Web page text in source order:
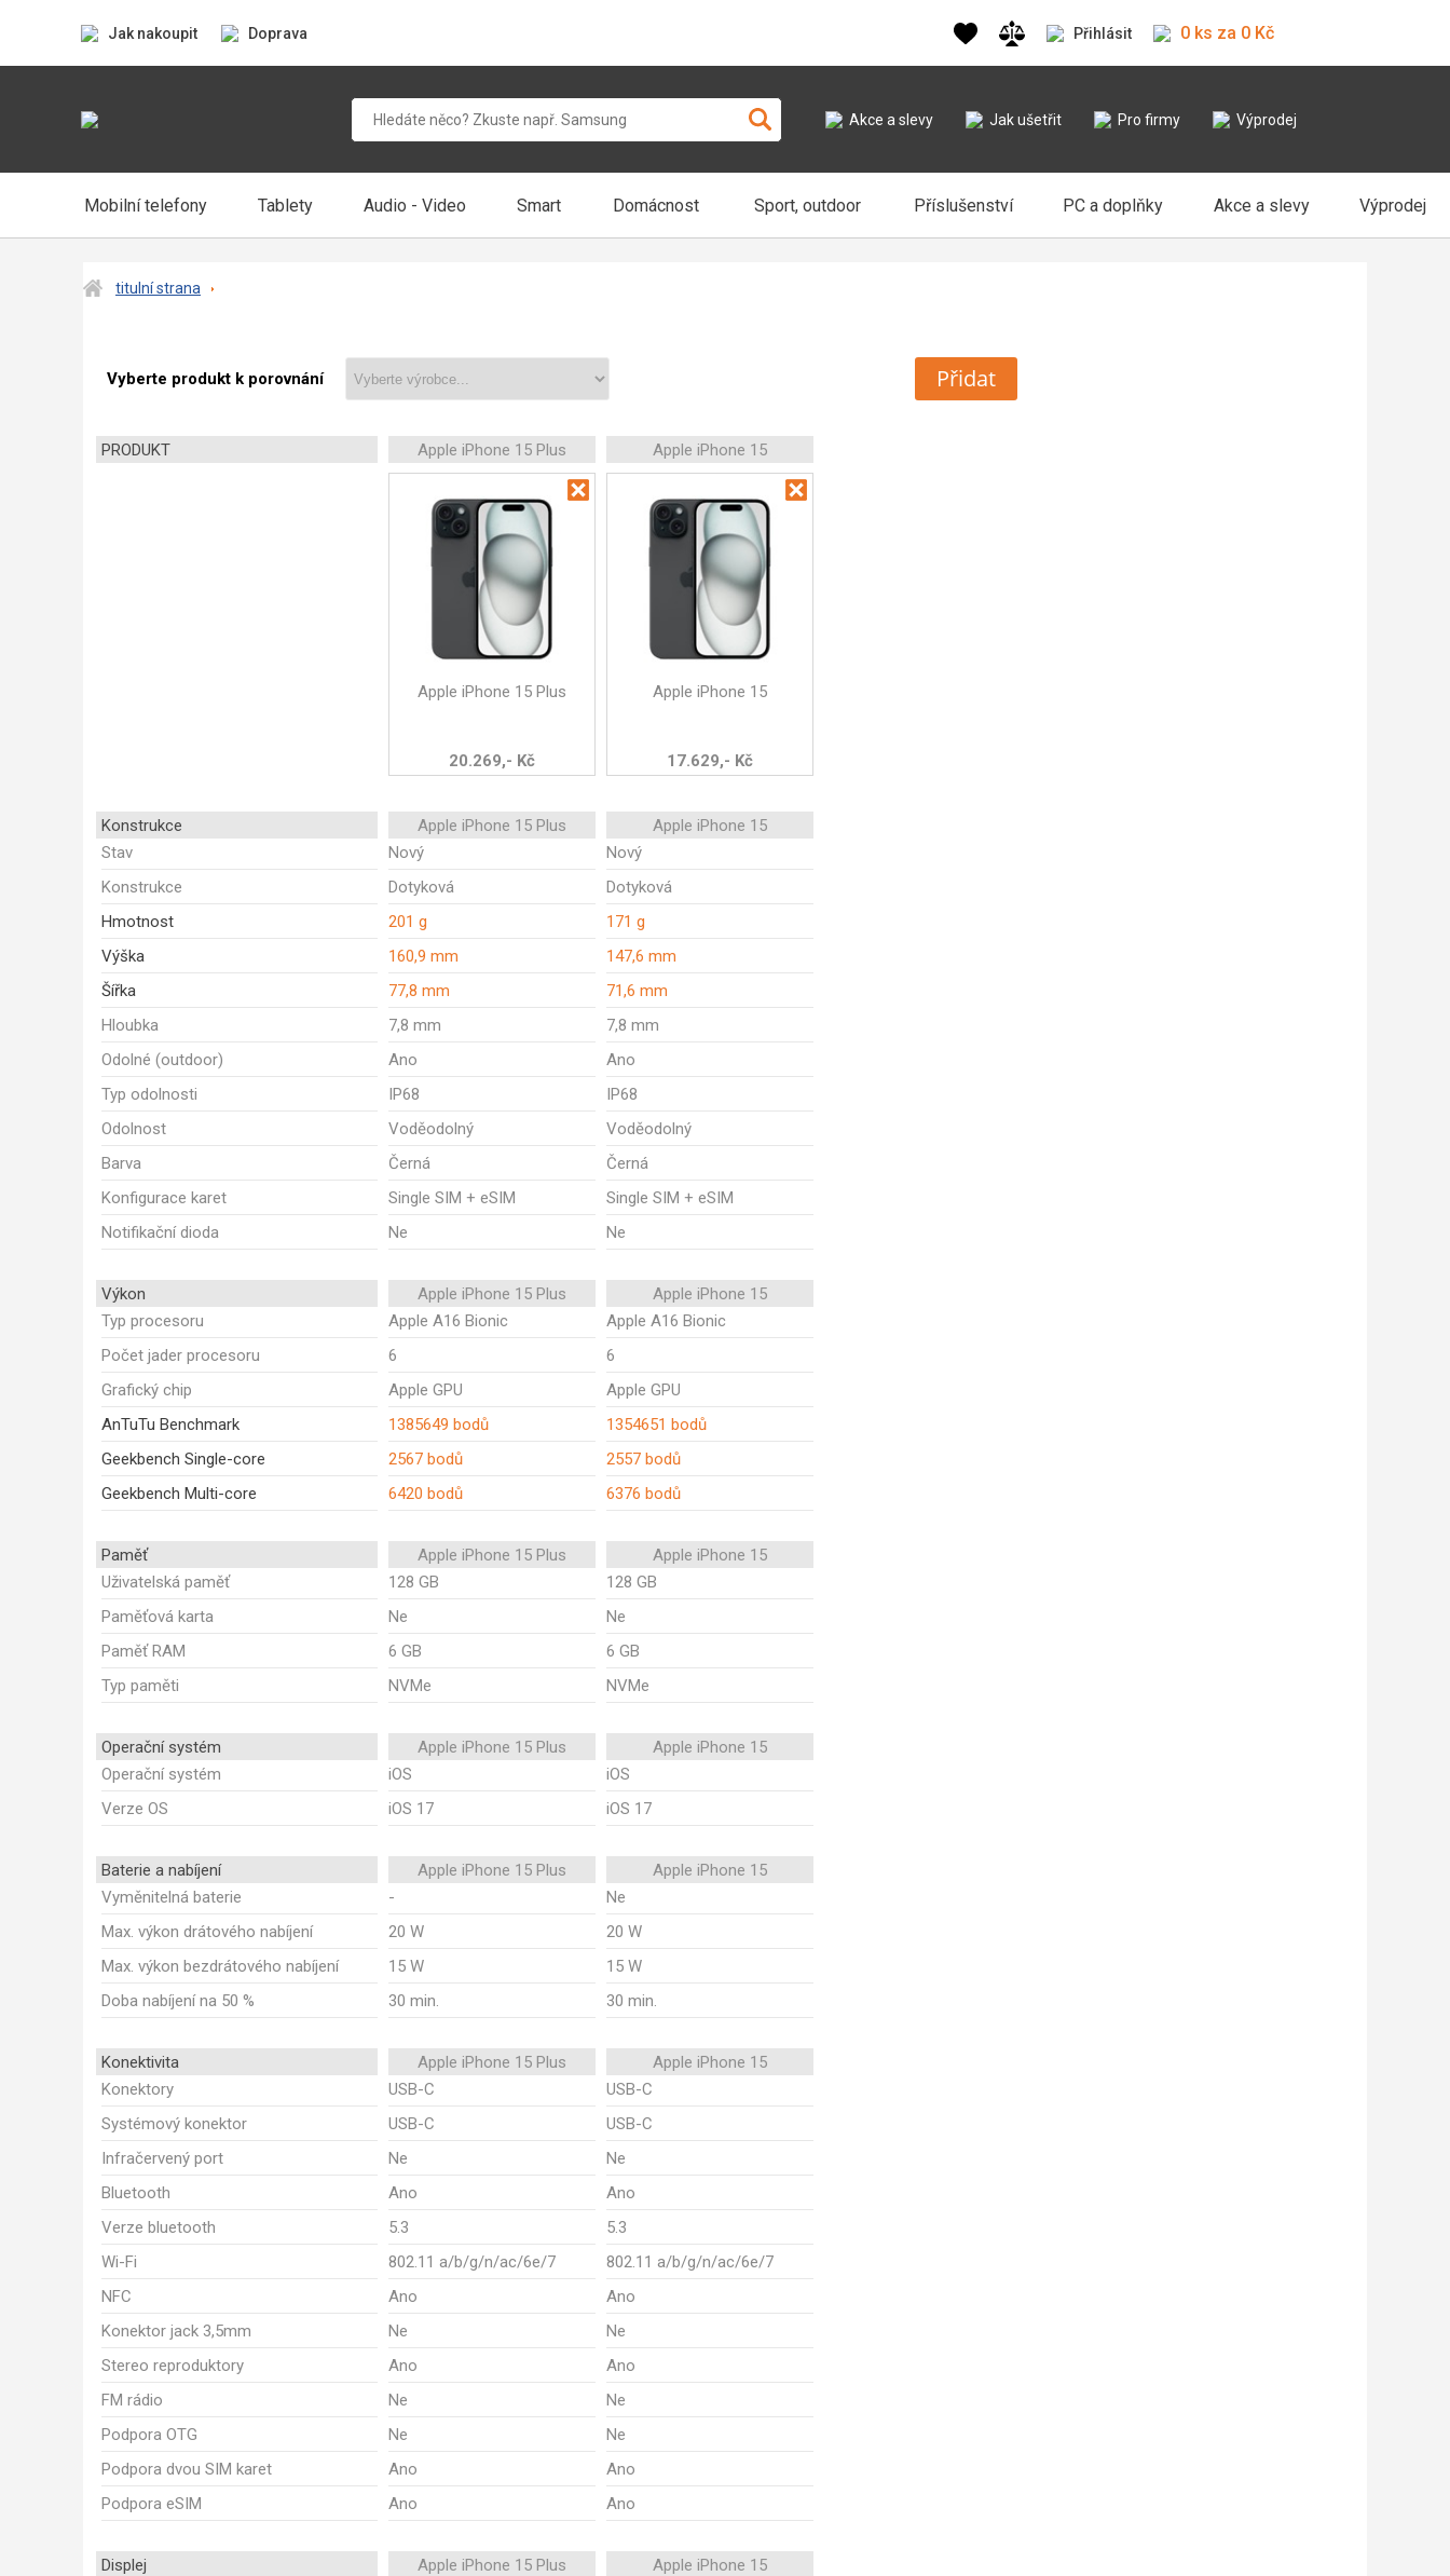
Jak nakoupit Doprava Přihlásit 0 ks za 0 Kč
Akce a slevy Jak ušetřit Pro firmy Výprodej
Mobilní telefony Tablety Audio - Video Smart Domácnost Sport, outdoor Příslušenství PC a doplňky Akce a slevy Výprodej
titulní strana
Vyberte produkt k porovnání Přidat
PRODUKT Apple iPhone 15 Plus Apple iPhone 15
Apple iPhone 15 Plus
20.269,- Kč
Apple iPhone 15
17.629,- Kč
Konstrukce Apple iPhone 15 Plus
Apple iPhone 15
Stav
Nový
Nový
Konstrukce
Dotyková
Dotyková
Hmotnost
201 g
171 g
Výška
160,9 mm
147,6 mm
Šířka
77,8 mm
71,6 mm
Hloubka
7,8 mm
7,8 mm
Odolné (outdoor)
Ano
Ano
Typ odolnosti
IP68
IP68
Odolnost
Voděodolný
Voděodolný
Barva
Černá
Černá
Konfigurace karet
Single SIM + eSIM
Single SIM + eSIM
Notifikační dioda
Ne Ne
Výkon Apple iPhone 15 Plus
Apple iPhone 15
Typ procesoru
Apple A16 Bionic
Apple A16 Bionic
Počet jader procesoru
6
6
Grafický chip
Apple GPU
Apple GPU
AnTuTu Benchmark
1385649 bodů
1354651 bodů
Geekbench Single-core
2567 bodů
2557 bodů
Geekbench Multi-core
6420 bodů 6376 bodů
Paměť Apple iPhone 15 Plus
Apple iPhone 15
Uživatelská paměť
128 GB
128 GB
Paměťová karta
Ne
Ne
Paměť RAM
6 GB
6 GB
Typ paměti
NVMe NVMe
Operační systém Apple iPhone 15 Plus
Apple iPhone 15
Operační systém
iOS
iOS
Verze OS
iOS 17 iOS 17
Baterie a nabíjení Apple iPhone 15 Plus
Apple iPhone 15
Vyměnitelná baterie
-
Ne
Max. výkon drátového nabíjení
20 W
20 W
Max. výkon bezdrátového nabíjení
15 W
15 W
Doba nabíjení na 50 %
30 min. 30 min.
Konektivita Apple iPhone 15 Plus
Apple iPhone 15
Konektory
USB-C
USB-C
Systémový konektor
USB-C
USB-C
Infračervený port
Ne
Ne
Bluetooth
Ano
Ano
Verze bluetooth
5.3
5.3
Wi-Fi
802.11 a/b/g/n/ac/6e/7
802.11 a/b/g/n/ac/6e/7
NFC
Ano
Ano
Konektor jack 3,5mm
Ne
Ne
Stereo reproduktory
Ano
Ano
FM rádio
Ne
Ne
Podpora OTG
Ne
Ne
Podpora dvou SIM karet
Ano
Ano
Podpora eSIM
Ano Ano
Displej Apple iPhone 15 Plus
Apple iPhone 15